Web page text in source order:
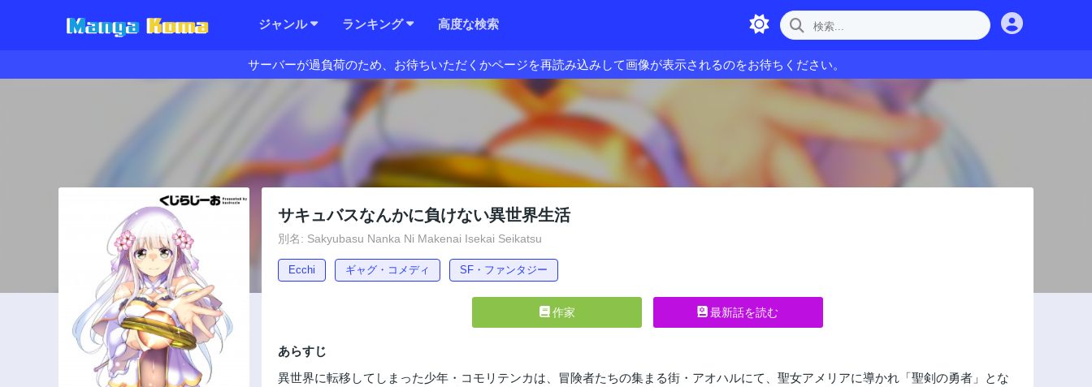
ジャンル ランキング 高度な検索
サーバーが過負荷のため、お待ちいただくかページを再読み込みして画像が表示されるのをお待ちください。
サキュバスなんかに負けない異世界生活
別名: Sakyubasu Nanka Ni Makenai Isekai Seikatsu
Ecchi ギャグ・コメディ SF・ファンタジー
作家 最新話を読む
あらすじ
異世界に転移してしまった少年・コモリテンカは、冒険者たちの集まる街・アオハルにて、聖女アメリアに導かれ「聖剣の勇者」とな